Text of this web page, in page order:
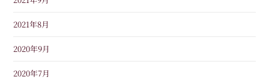
2021年8月
2020年9月
2020年7月